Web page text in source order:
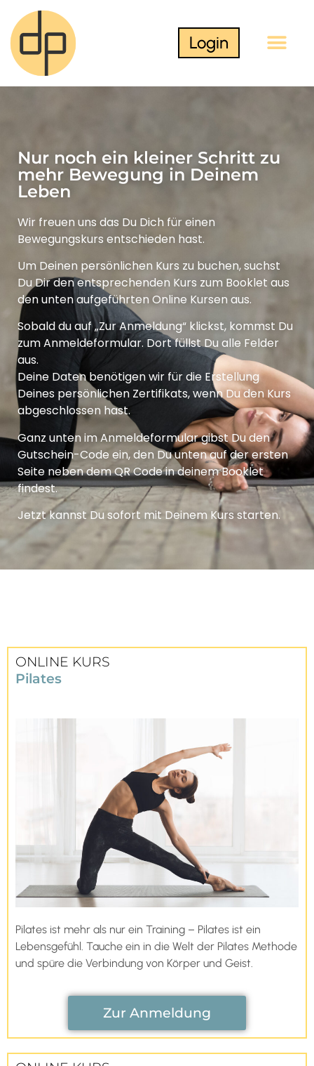
Login
Nur noch ein kleiner Schritt zu
mehr Bewegung in Deinem
Leben
Wir freuen uns das Du Dich für einen
Bewegungskurs entschieden hast.
Um Deinen persönlichen Kurs zu buchen, suchst
Du Dir den entsprechenden Kurs zum Booklet aus
den unten aufgeführten Online Kursen aus.
Sobald du auf „Zur Anmeldung“ klickst, kommst Du
zum Anmeldeformular. Dort füllst Du alle Felder
aus.
Deine Daten benötigen wir für die Erstellung
Deines persönlichen Zertifikats, wenn Du den Kurs
abgeschlossen hast.
Ganz unten im Anmeldeformular gibst Du den
Gutschein-Code ein, den Du unten auf der ersten
Seite neben dem QR Code in deinem Booklet
findest.
Jetzt kannst Du sofort mit Deinem Kurs starten.
ONLINE KURS
Pilates
Pilates ist mehr als nur ein Training – Pilates ist ein
Lebensgefühl. Tauche ein in die Welt der Pilates Methode
und spüre die Verbindung von Körper und Geist.
Zur Anmeldung